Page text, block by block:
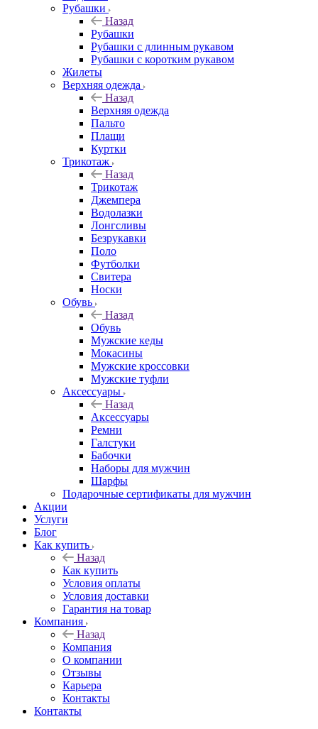
Рубашки
Назад
Рубашки
Рубашки с длинным рукавом
Рубашки с коротким рукавом
Жилеты
Верхняя одежда
Назад
Верхняя одежда
Пальто
Плащи
Куртки
Трикотаж
Назад
Трикотаж
Джемпера
Водолазки
Лонгсливы
Безрукавки
Поло
Футболки
Свитера
Носки
Обувь
Назад
Обувь
Мужские кеды
Мокасины
Мужские кроссовки
Мужские туфли
Аксессуары
Назад
Аксессуары
Ремни
Галстуки
Бабочки
Наборы для мужчин
Шарфы
Подарочные сертификаты для мужчин
Акции
Услуги
Блог
Как купить
Назад
Как купить
Условия оплаты
Условия доставки
Гарантия на товар
Компания
Назад
Компания
О компании
Отзывы
Карьера
Контакты
Контакты